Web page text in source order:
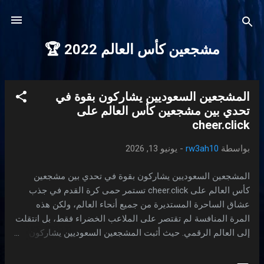
مشجعين كأس العالم 2022 🏆
ش
ت
المشجعين السعوديين يشاركون بقوة في
تحدي بين مشجعين كأس العالم على
cheer.click
بواسطة rw3ah10
- يونيو 13, 2026
المشجعين السعوديين يشاركون بقوة في تحدي بين مشجعين
كأس العالم على cheer.click تستمر حمى كرة القدم في جذب
عشاق الساحرة المستديرة من جميع أنحاء العالم، ولكن هذه
المرة المنافسة لم تقتصر على الملاعب الخضراء فقط، بل انتقلت
إلى العالم الرقمي. حيث أثبت المشجعين السعوديين يشاركون